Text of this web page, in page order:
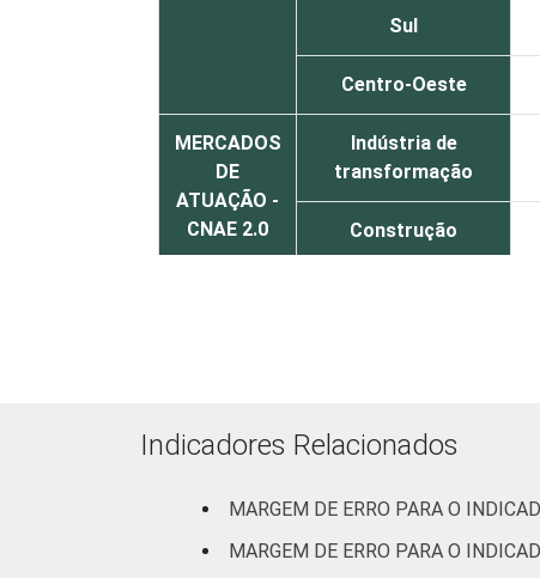
Sul
Centro-Oeste
MERCADOS
DE
ATUAÇÃO -
CNAE 2.0
Indústria de
transformação
Construção
correio
Indicadores Relacionados
MARGEM DE ERRO PARA O
MARGEM DE ERRO PARA O